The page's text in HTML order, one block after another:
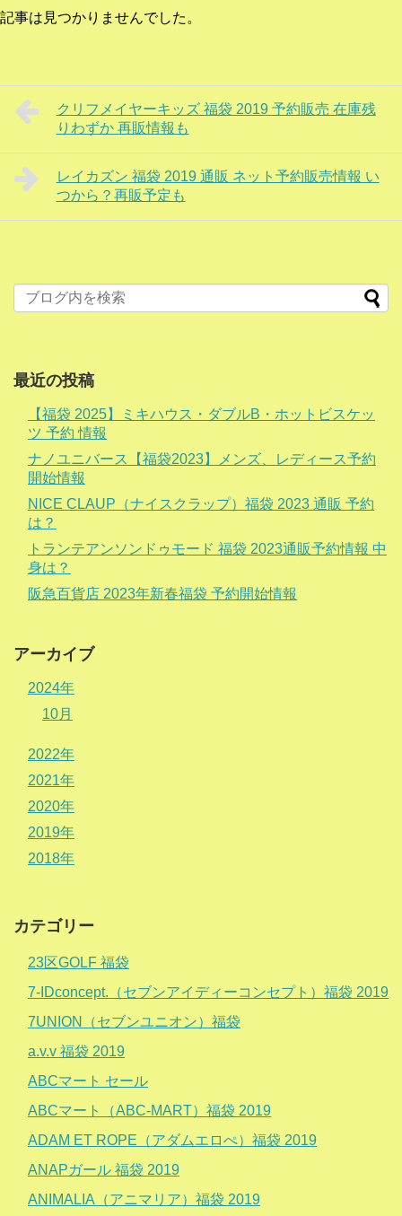
記事は見つかりませんでした。
クリフメイヤーキッズ 福袋 2019 予約販売 在庫残
りわずか 再販情報も
レイカズン 福袋 2019 通販 ネット予約販売情報 い
つから？再販予定も
最近の投稿
【福袋 2025】ミキハウス・ダブルB・ホットビスケッ
ツ 予約 情報
ナノユニバース【福袋2023】メンズ、レディース予約
開始情報
NICE CLAUP（ナイスクラップ）福袋 2023 通販 予約
は？
トランテアンソンドゥモード 福袋 2023通販予約情報 中
身は？
阪急百貨店 2023年新春福袋 予約開始情報
アーカイブ
2024年
10月
2022年
2021年
2020年
2019年
2018年
カテゴリー
23区GOLF 福袋
7-IDconcept.（セブンアイディーコンセプト）福袋 2019
7UNION（セブンユニオン）福袋
a.v.v 福袋 2019
ABCマート セール
ABCマート（ABC-MART）福袋 2019
ADAM ET ROPE（アダムエロぺ）福袋 2019
ANAPガール 福袋 2019
ANIMALIA（アニマリア）福袋 2019